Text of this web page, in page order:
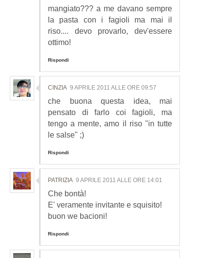
mangiato??? a me davano sempre
la pasta con i fagioli ma mai il
riso.... devo provarlo, dev'essere
ottimo!
Rispondi
CINZIA 9 APRILE 2011 ALLE ORE 09:57
che buona questa idea, mai
pensato di farlo coi fagioli, ma
tengo a mente, amo il riso "in tutte
le salse" ;)
Rispondi
PATRIZIA 9 APRILE 2011 ALLE ORE 14:01
Che bontà!
E' veramente invitante e squisito!
buon we bacioni!
Rispondi